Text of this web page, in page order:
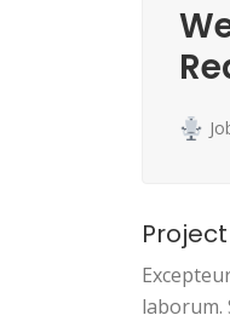
laborum.